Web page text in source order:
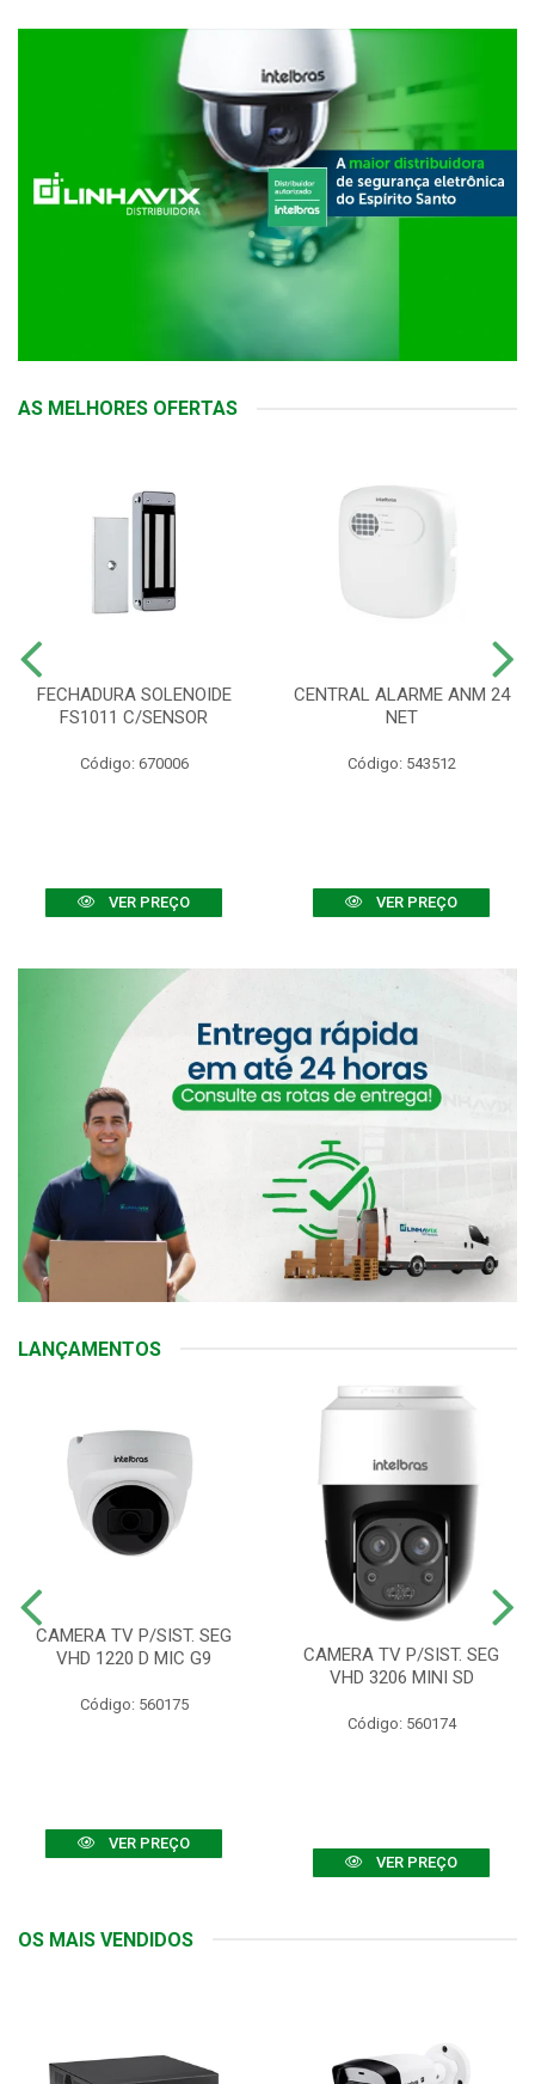
AS MELHORES OFERTAS
FECHADURA SOLENOIDE
FS1011 C/SENSOR
Código: 670006
VER PREÇO
CENTRAL ALARME ANM 24
NET
Código: 543512
VER PREÇO
LANÇAMENTOS
CAMERA TV P/SIST. SEG
VHD 1220 D MIC G9
Código: 560175
VER PREÇO
CAMERA TV P/SIST. SEG
VHD 3206 MINI SD
Código: 560174
VER PREÇO
OS MAIS VENDIDOS